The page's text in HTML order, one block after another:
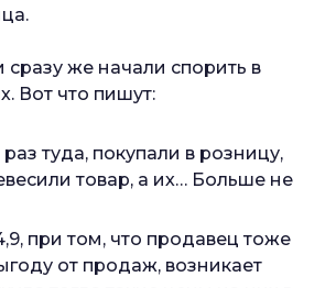
сразу же начали спорить в
Вот что пишут:
туда, покупали в розницу,
товар, а их… Больше не
при том, что продавец тоже
от продаж, возникает